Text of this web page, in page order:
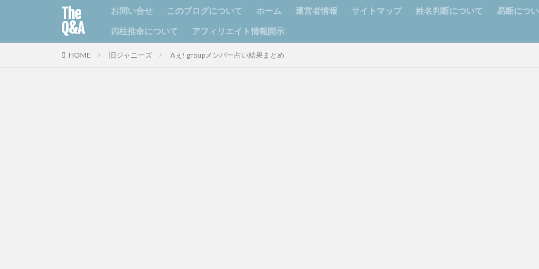
The
Q&A
お問い合せ このブログについて ホーム 運営者情報 サイトマップ 姓名判断について 易断につ
四柱推命について
アフィリエイト情報開示
HOME 旧ジャニーズ Aぇ! groupメンバー占い結果まとめ